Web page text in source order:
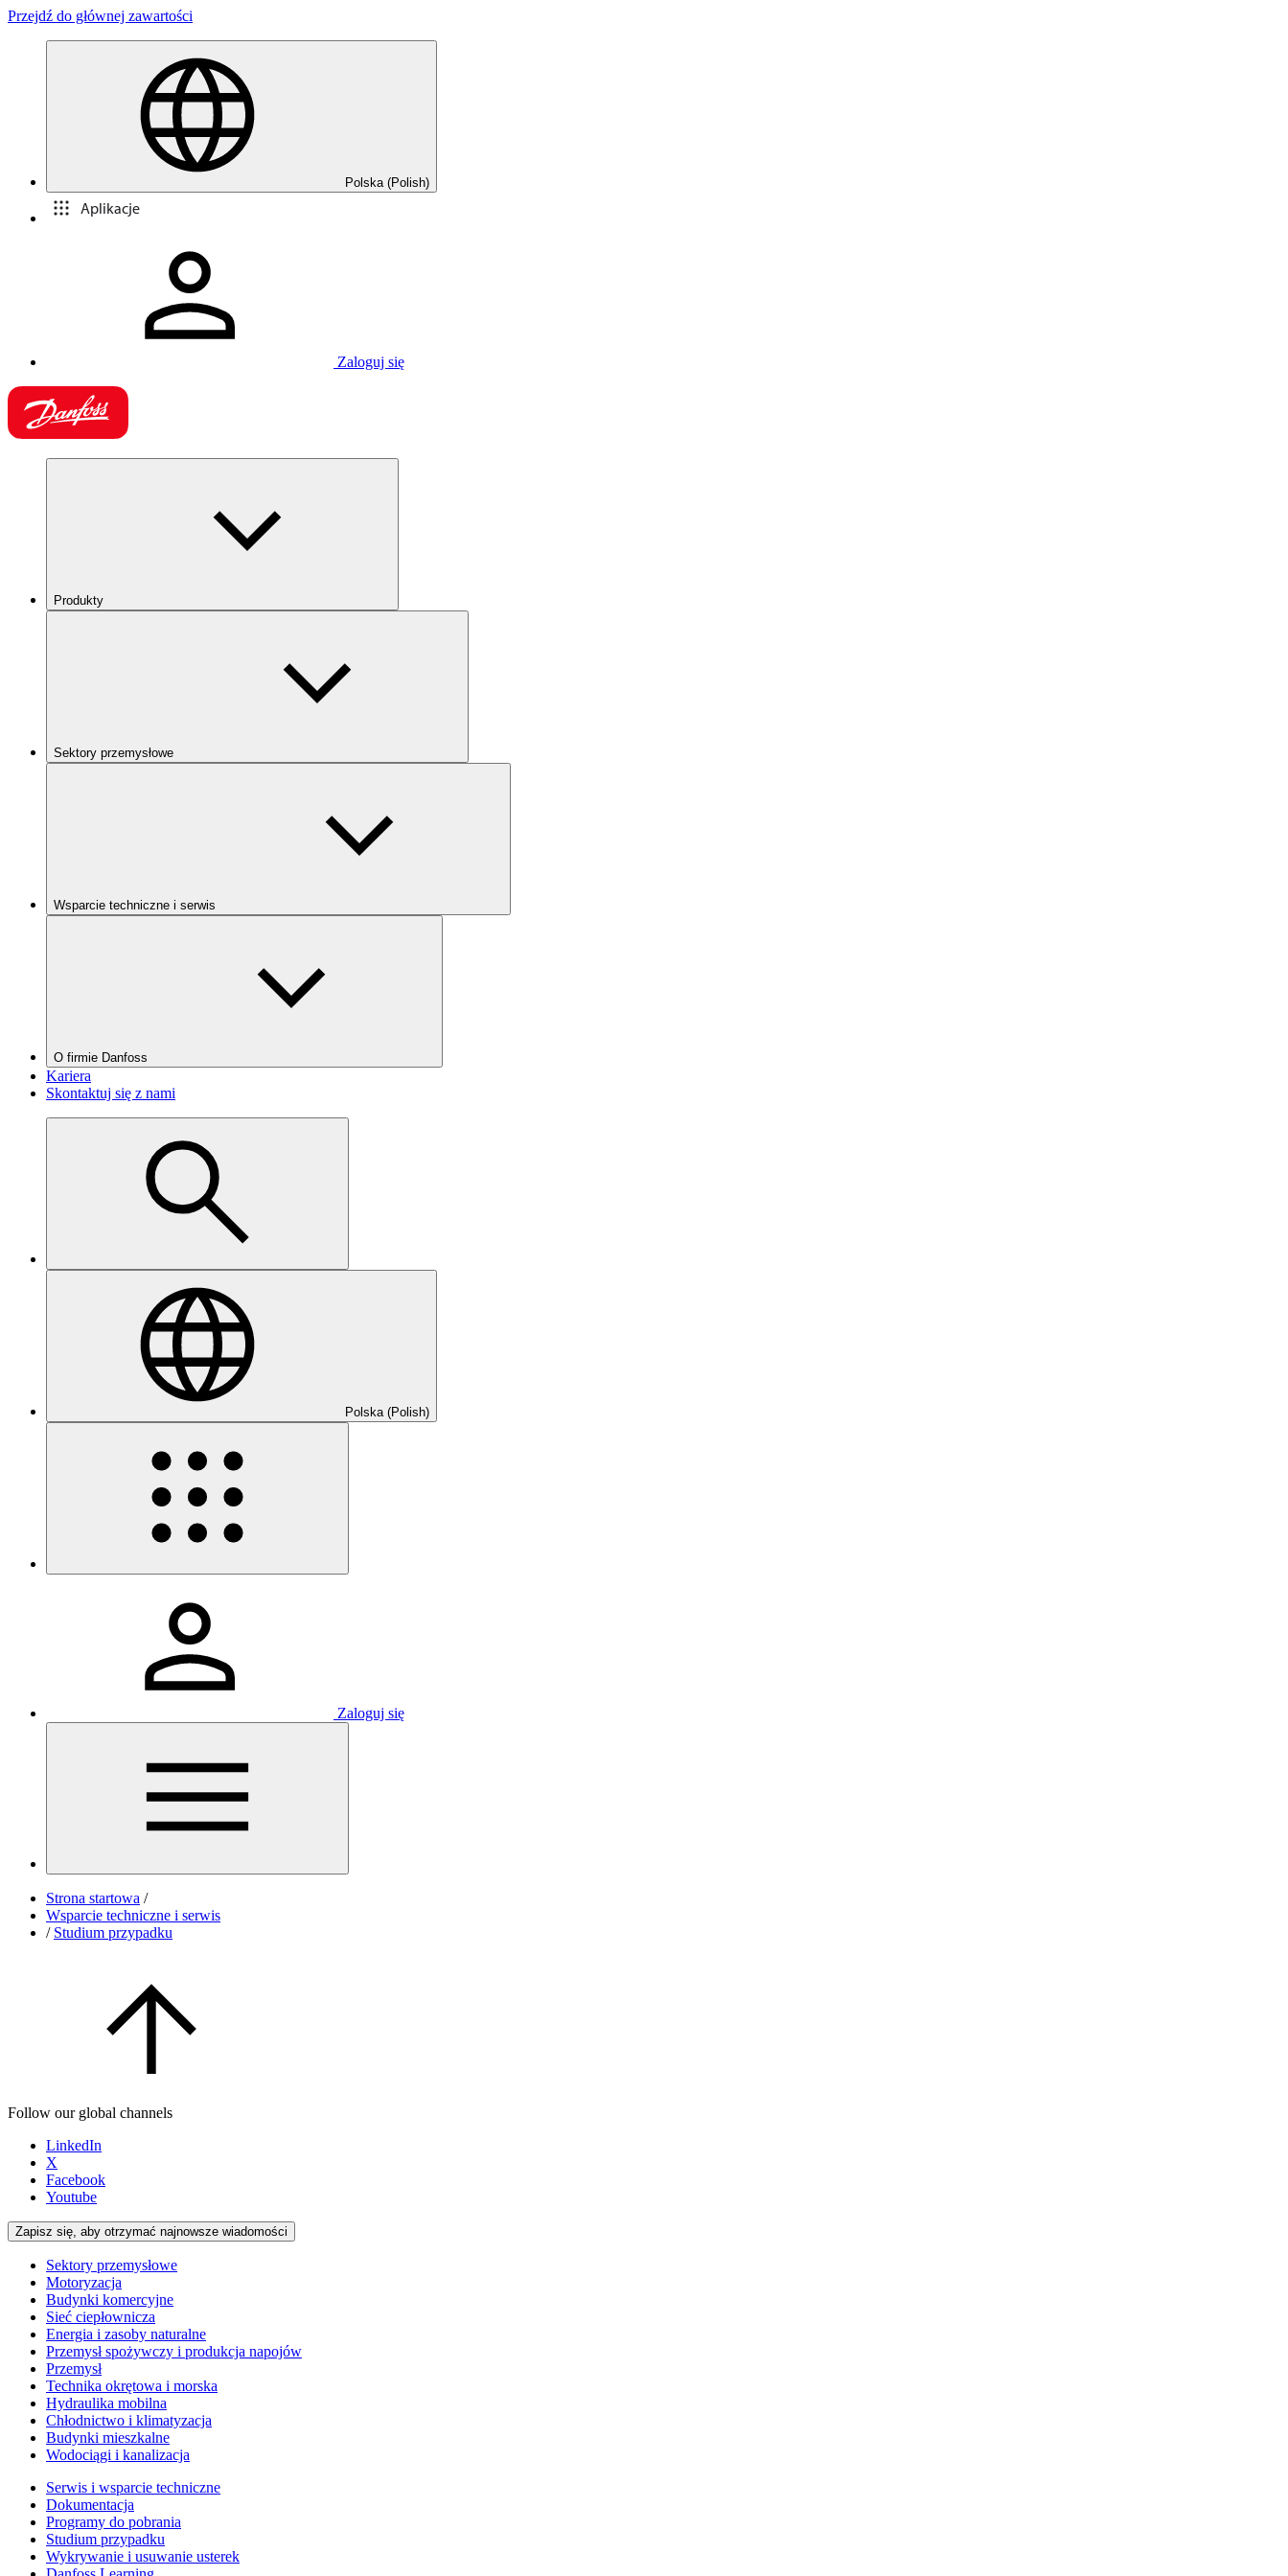
Przejdź do głównej zawartości
Polska (Polish)
Aplikacje
Zaloguj się
Produkty
Sektory przemysłowe
Wsparcie techniczne i serwis
O firmie Danfoss
Kariera
Skontaktuj się z nami
Polska (Polish)
Zaloguj się
Strona startowa /
Wsparcie techniczne i serwis
/ Studium przypadku
Follow our global channels
LinkedIn
X
Facebook
Youtube
Zapisz się, aby otrzymać najnowsze wiadomości
Sektory przemysłowe
Motoryzacja
Budynki komercyjne
Sieć ciepłownicza
Energia i zasoby naturalne
Przemysł spożywczy i produkcja napojów
Przemysł
Technika okrętowa i morska
Hydraulika mobilna
Chłodnictwo i klimatyzacja
Budynki mieszkalne
Wodociągi i kanalizacja
Serwis i wsparcie techniczne
Dokumentacja
Programy do pobrania
Studium przypadku
Wykrywanie i usuwanie usterek